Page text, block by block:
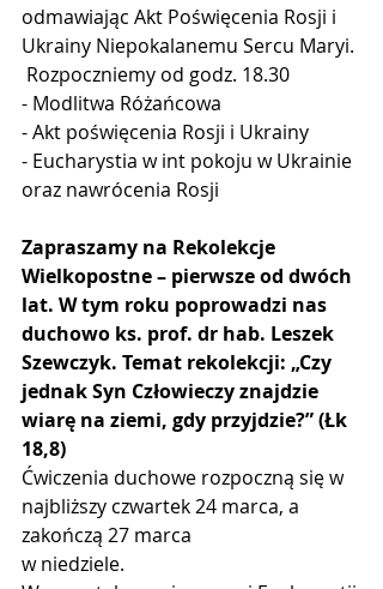
odmawiając Akt Poświęcenia Rosji i
Ukrainy Niepokalanemu Sercu Maryi.
Rozpoczniemy od godz. 18.30
- Modlitwa Różańcowa
- Akt poświęcenia Rosji i Ukrainy
- Eucharystia w int pokoju w Ukrainie
oraz nawrócenia Rosji
Zapraszamy na Rekolekcje
Wielkopostne – pierwsze od dwóch
lat. W tym roku poprowadzi nas
duchowo ks. prof. dr hab. Leszek
Szewczyk. Temat rekolekcji: „Czy
jednak Syn Człowieczy znajdzie
wiarę na ziemi, gdy przyjdzie?” (Łk
18,8)
Ćwiczenia duchowe rozpoczną się w
najbliższy czwartek 24 marca, a
zakończą 27 marca
w niedziele.